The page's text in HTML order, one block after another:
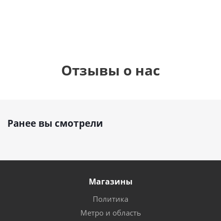
Отзывы о нас
Ранее вы смотрели
Магазины
Политика
Метро и область